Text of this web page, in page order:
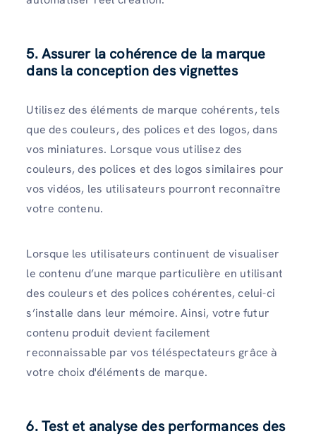
5. Assurer la cohérence de la marque
dans la conception des vignettes
Utilisez des éléments de marque cohérents, tels
que des couleurs, des polices et des logos, dans
vos miniatures. Lorsque vous utilisez des
couleurs, des polices et des logos similaires pour
vos vidéos, les utilisateurs pourront reconnaître
votre contenu.
Lorsque les utilisateurs continuent de visualiser
le contenu d’une marque particulière en utilisant
des couleurs et des polices cohérentes, celui-ci
s’installe dans leur mémoire. Ainsi, votre futur
contenu produit devient facilement
reconnaissable par vos téléspectateurs grâce à
votre choix d'éléments de marque.
6. Test et analyse des performances des